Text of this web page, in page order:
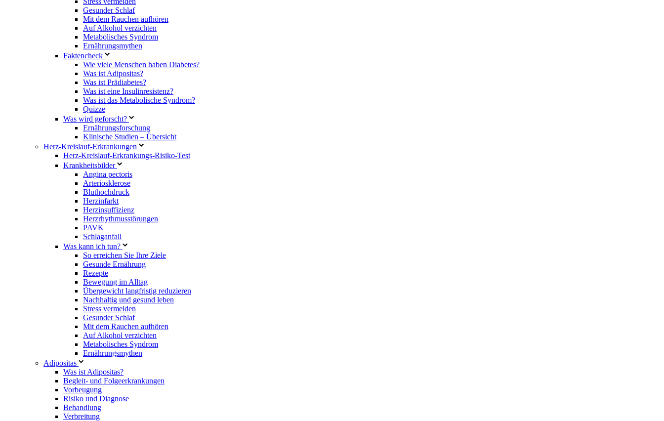
Gesunder Schlaf
Mit dem Rauchen aufhören
Auf Alkohol verzichten
Metabolisches Syndrom
Ernährungsmythen
Faktencheck
Wie viele Menschen haben Diabetes?
Was ist Adipositas?
Was ist Prädiabetes?
Was ist eine Insulinresistenz?
Was ist das Metabolische Syndrom?
Quizze
Was wird geforscht?
Ernährungsforschung
Klinische Studien – Übersicht
Herz-Kreislauf-Erkrankungen
Herz-Kreislauf-Erkrankungs-Risiko-Test
Krankheitsbilder
Angina pectoris
Arteriosklerose
Bluthochdruck
Herzinfarkt
Herzinsuffizienz
Herzrhythmusstörungen
PAVK
Schlaganfall
Was kann ich tun?
So erreichen Sie Ihre Ziele
Gesunde Ernährung
Rezepte
Bewegung im Alltag
Übergewicht langfristig reduzieren
Nachhaltig und gesund leben
Stress vermeiden
Gesunder Schlaf
Mit dem Rauchen aufhören
Auf Alkohol verzichten
Metabolisches Syndrom
Ernährungsmythen
Adipositas
Was ist Adipositas?
Begleit- und Folgeerkrankungen
Vorbeugung
Risiko und Diagnose
Behandlung
Verbreitung